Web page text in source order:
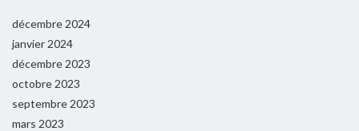
décembre 2024
janvier 2024
décembre 2023
octobre 2023
septembre 2023
mars 2023